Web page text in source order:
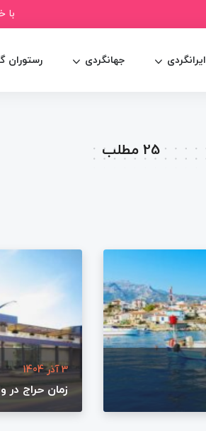
با
ایرانگردی جهانگردی رستوران
25 مطلب
3 آذر 1404
زمان حراج در